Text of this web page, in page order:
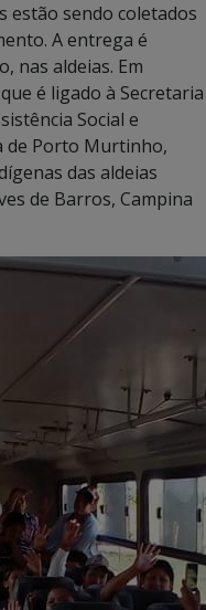
estão sendo coletados
A entrega é
nas aldeias. Em
é ligado à Secretaria
Social e
de Porto Murtinho,
das aldeias
de Barros, Campina